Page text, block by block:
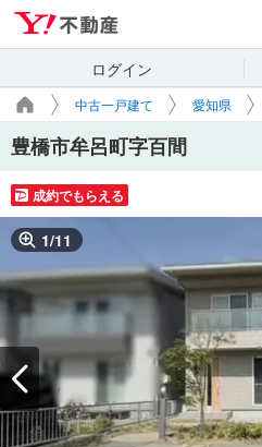
ログイン
中古一戸建て 愛知県
豊橋市牟呂町字百間
成約でもらえる
1/11